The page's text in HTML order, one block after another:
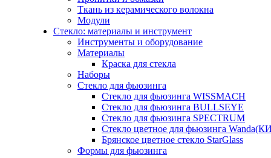
Ткань из керамического волокна
Модули
Стекло: материалы и инструмент
Инструменты и оборудование
Материалы
Краска для стекла
Наборы
Стекло для фьюзинга
Стекло для фьюзинга WISSMACH
Стекло для фьюзинга BULLSEYE
Стекло для фьюзинга SPECTRUM
Стекло цветное для фьюзинга
Брянское цветное стекло StarGlass
Формы для фьюзинга